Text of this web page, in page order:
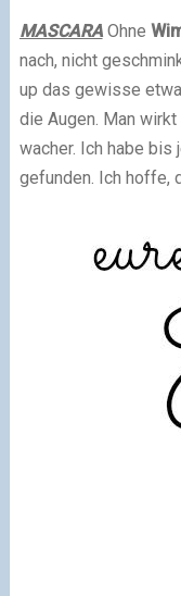
MASCARAOhne
nach, nicht
up das gewisse
die Augen. Man
wacher. Ich habe
gefunden. Ich hoffe,